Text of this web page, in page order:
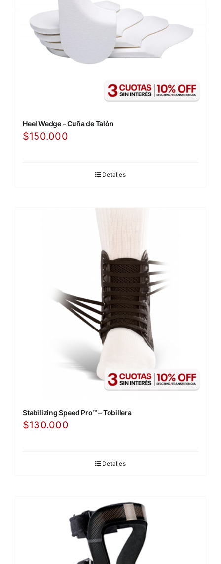
Heel Wedge – Cuña de Talón
$150.000
Detalles
Stabilizing Speed Pro™ – Tobillera
$130.000
Detalles